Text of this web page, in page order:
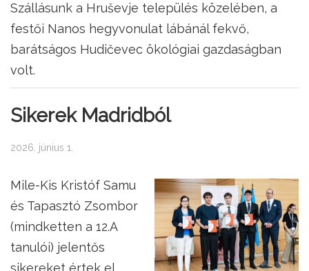
Szállásunk a Hruševje település közelében, a
festői Nanos hegyvonulat lábánál fekvő,
barátságos Hudičevec ökológiai gazdaságban
volt.
Sikerek Madridból
2026. június 1.
Mile-Kis Kristóf Samu
és Tapasztó Zsombor
(mindketten a 12.A
tanulói) jelentős
sikereket értek el